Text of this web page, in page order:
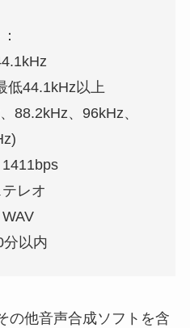
低44.1kHz以上
88.2kHz、96kHz、
1411bps
レオ
分以内
他音声合成ソフトを含